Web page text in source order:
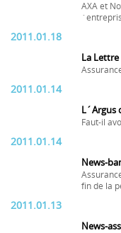
AXA et
2011.01.18
La
2011.01.14
L´Argus
Faut-il
2011.01.14
News-
fin de la
2011.01.13
News-